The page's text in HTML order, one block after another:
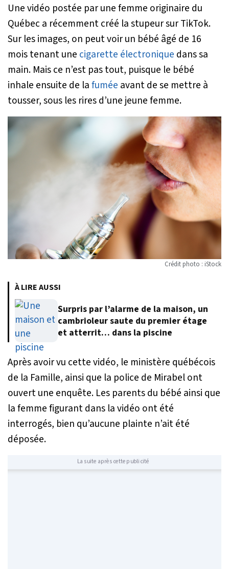
Une vidéo postée par une femme originaire du
Québec a récemment créé la stupeur sur TikTok.
Sur les images, on peut voir un bébé âgé de 16
mois tenant une cigarette électronique dans sa
main. Mais ce n’est pas tout, puisque le bébé
inhale ensuite de lafumée avant de se mettre à
tousser, sous les rires d’une jeune femme.
Crédit photo : iStock
À LIRE AUSSI
Surpris par l’alarme de la maison, un
cambrioleur saute du premier étage
et atterrit… dans la piscine
Après avoir vu cette vidéo, le ministère québécois
de la Famille, ainsi que la police de Mirabel ont
ouvert une enquête. Les parents du bébé ainsi que
la femme figurant dans la vidéo ont été
interrogés, bien qu’aucune plainte n’ait été
déposée.
La suite après cette publicité